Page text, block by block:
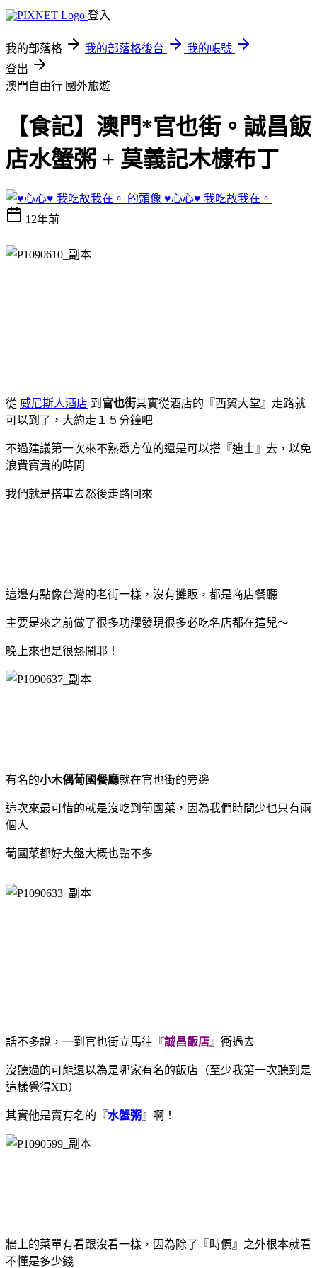
登入
我的部落格 我的部落格後台
我的帳號
登出
澳門自由行 國外旅遊
【食記】澳門*官也街。誠昌飯
店水蟹粥 + 莫義記木槺布丁
♥心心♥ 我吃故我在。
12年前
從 威尼斯人酒店 到 官也街其實從酒店的『西翼大堂』走路就
可以到了，大約走１５分鐘吧
不過建議第一次來不熟悉方位的還是可以搭『迪士』去，以免
浪費寶貴的時間
我們就是搭車去然後走路回來
這邊有點像台灣的老街一樣，沒有攤販，都是商店餐廳
主要是來之前做了很多功課發現很多必吃名店都在這兒～
晚上來也是很熱鬧耶！
有名的小木偶葡國餐廳就在官也街的旁邊
這次來最可惜的就是沒吃到葡國菜，因為我們時間少也只有兩
個人
葡國菜都好大盤大概也點不多
話不多說，一到官也街立馬往『誠昌飯店』衝過去
沒聽過的可能還以為是哪家有名的飯店（至少我第一次聽到是
這樣覺得XD）
其實他是賣有名的『水蟹粥』啊！
牆上的菜單有看跟沒看一樣，因為除了『時價』之外根本就看
不懂是多少錢